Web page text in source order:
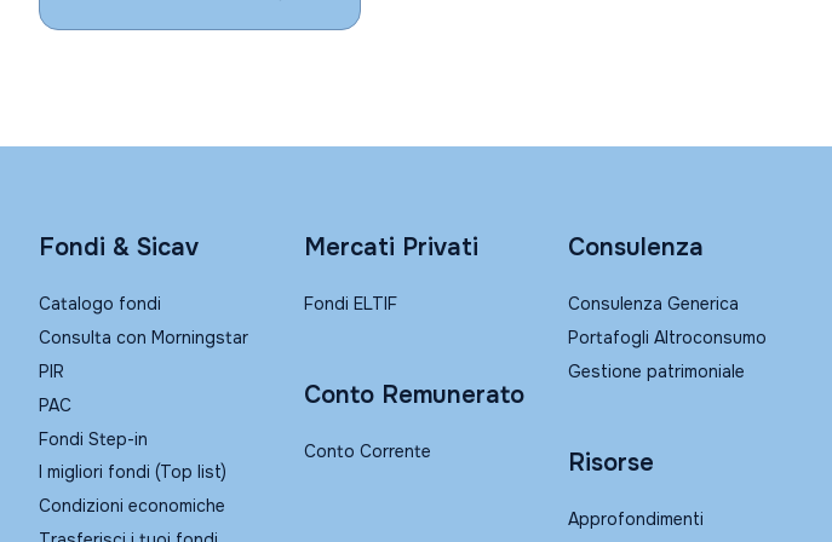
Fondi & Sicav
Catalogo fondi
Consulta con Morningstar
PIR
PAC
Fondi Step-in
I migliori fondi (Top list)
Condizioni economiche
Mercati Privati
Fondi ELTIF
Conto Remunerato
Conto Corrente
Consulenza
Consulenza Generica
Portafogli Altroconsumo
Gestione patrimoniale
Risorse
Approfondimenti